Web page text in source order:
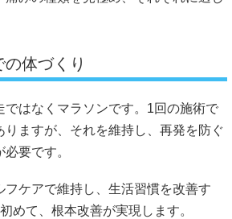
体づくり
ではなくマラソンです。1回の施術で
りますが、それを維持し、再発を防ぐ
要です。
フケアで維持し、生活習慣を改善す
めて、根本改善が実現します。